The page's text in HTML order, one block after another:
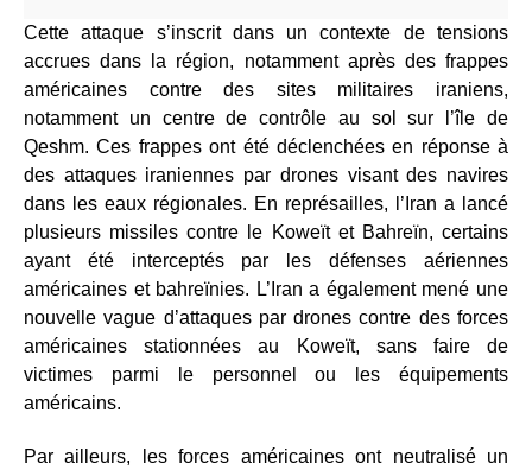
Cette attaque s’inscrit dans un contexte de tensions
accrues dans la région, notamment après des frappes
américaines contre des sites militaires iraniens,
notamment un centre de contrôle au sol sur l’île de
Qeshm. Ces frappes ont été déclenchées en réponse à
des attaques iraniennes par drones visant des navires
dans les eaux régionales. En représailles, l’Iran a lancé
plusieurs missiles contre le Koweït et Bahreïn, certains
ayant été interceptés par les défenses aériennes
américaines et bahreïnies. L’Iran a également mené une
nouvelle vague d’attaques par drones contre des forces
américaines stationnées au Koweït, sans faire de
victimes parmi le personnel ou les équipements
américains.
Par ailleurs, les forces américaines ont neutralisé un